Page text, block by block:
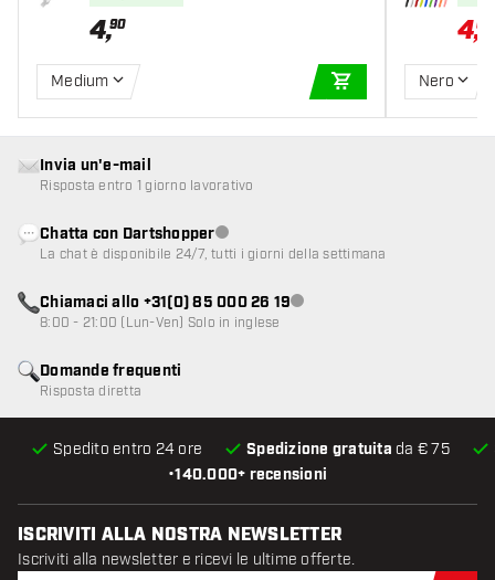
4,90
Medium
AGGIUNGI AL
4,04
Nero
•140.000+ recensioni
Spedito entro 24 ore Spedizione gratuita da € 75
Domande frequenti
Risposta diretta
Invia un'e-mail
Risposta entro 1 giorno lavorativo
Chatta con DartshopperServizio clienti non disponibile
La chat è disponibile 24/7, tutti i giorni della settimana
Chiamaci allo +31(0) 85 000 26 19Servizio clienti non disponibile
8:00 - 21:00 (Lun-Ven) Solo in inglese
ISCRIVITI ALLA NOSTRA NEWSLETTER
Iscriviti alla newsletter e ricevi le ultime offerte.